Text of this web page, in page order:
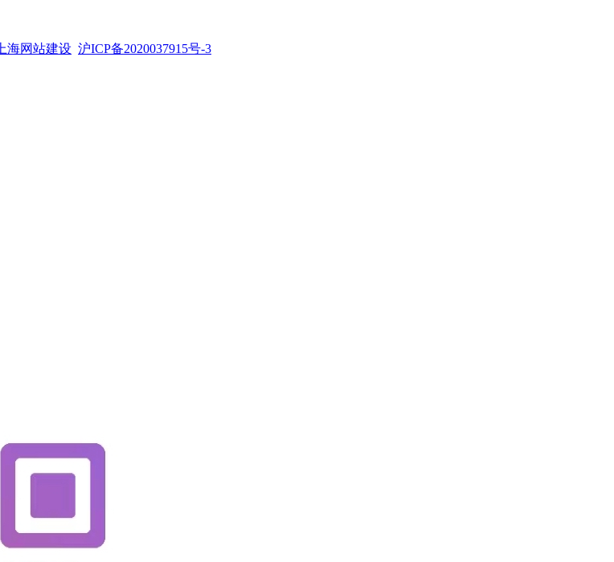
上海网站建设 沪ICP备2020037915号-3